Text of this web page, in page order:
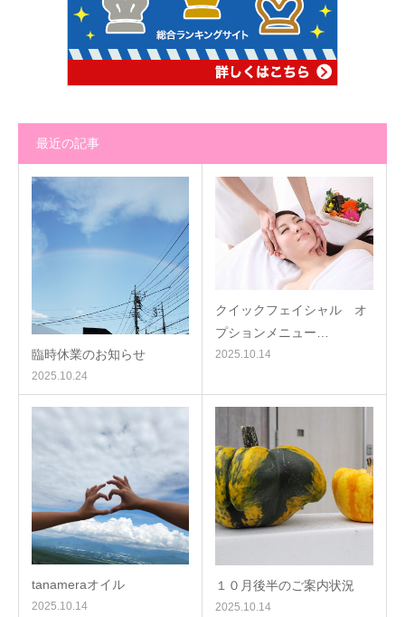
最近の記事
臨時休業のお知らせ
2025.10.24
クイックフェイシャル オ
プションメニュー…
2025.10.14
tanameraオイル
2025.10.14
１０月後半のご案内状況
2025.10.14